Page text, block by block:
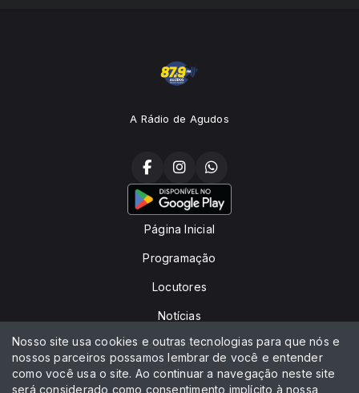
A Rádio de Agudos
Página Inicial
Programação
Locutores
Notícias
Peça sua música
Contato
Nosso site usa cookies e outras tecnologias para que nós e
nossos parceiros possamos lembrar de você e entender
como você usa o site. Ao continuar a navegação neste site
será considerado como consentimento implícito à nossa